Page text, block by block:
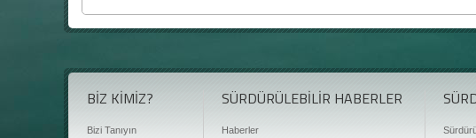
BİZ KİMİZ?
Bizi Tanıyın
SÜRDÜRÜLEBİLİR HABERLER
Haberler